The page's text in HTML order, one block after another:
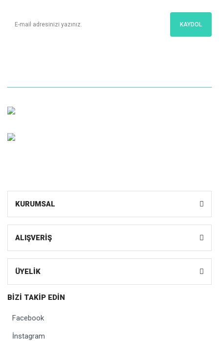
KAYDOL
KURUMSAL
ALIŞVERİŞ
ÜYELİK
BİZİ TAKİP EDİN
Facebook
İnstagram